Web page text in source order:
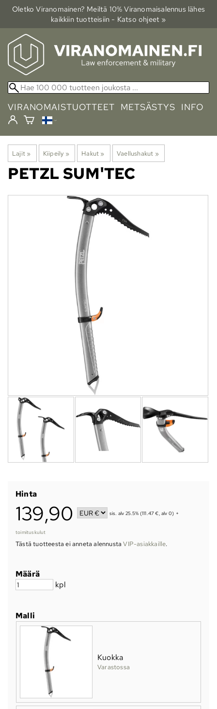
Oletko Viranomainen? Meiltä 10% Viranomais­alennus lähes
kaikkiin tuotteisiin - Katso ohjeet »
VIRANOMAISTUOTTEET METSÄSTYS INFO
Lajit ‪» Kiipeily ‪» Hakut ‪» Vaellushakut ‪»
PETZLSUM'TEC
Hinta
139,90 sis. alv 25.5% (111.47 €, alv 0) +
toimituskulut
Tästä tuotteesta ei anneta alennustaVIP-asiakkaille.
Määrä
kpl
Malli
Kuokka
Varastossa